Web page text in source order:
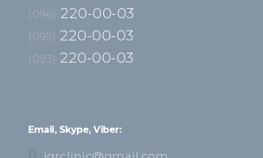
(096) 220-00-03
(095) 220-00-03
(093) 220-00-03
Email, Skype, Viber: